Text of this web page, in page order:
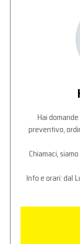
Hai
preventivo,
Chiamaci,
Info e orari: dal